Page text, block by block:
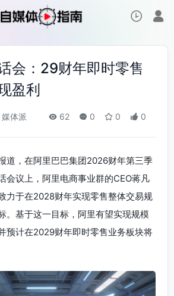
会：29财年即时零售
盈利
媒体派 62 0 0 0
道，在阿里巴巴集团2026财年第三季
会议上，阿里电商事业群的CEO蒋凡
力于在2028财年实现零售整体交易规
。基于这一目标，阿里有望实现规模
预计在2029财年即时零售业务板块将